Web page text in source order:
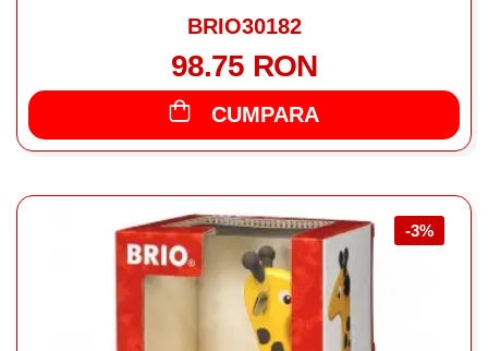
BRIO30182
98.75 RON
CUMPARA
-3%